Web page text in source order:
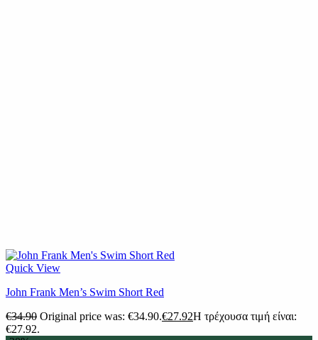
Quick View
John Frank Men’s Swim Short Red
€34.90 Original price was: €34.90.€27.92Η τρέχουσα τιμή είναι:
€27.92.